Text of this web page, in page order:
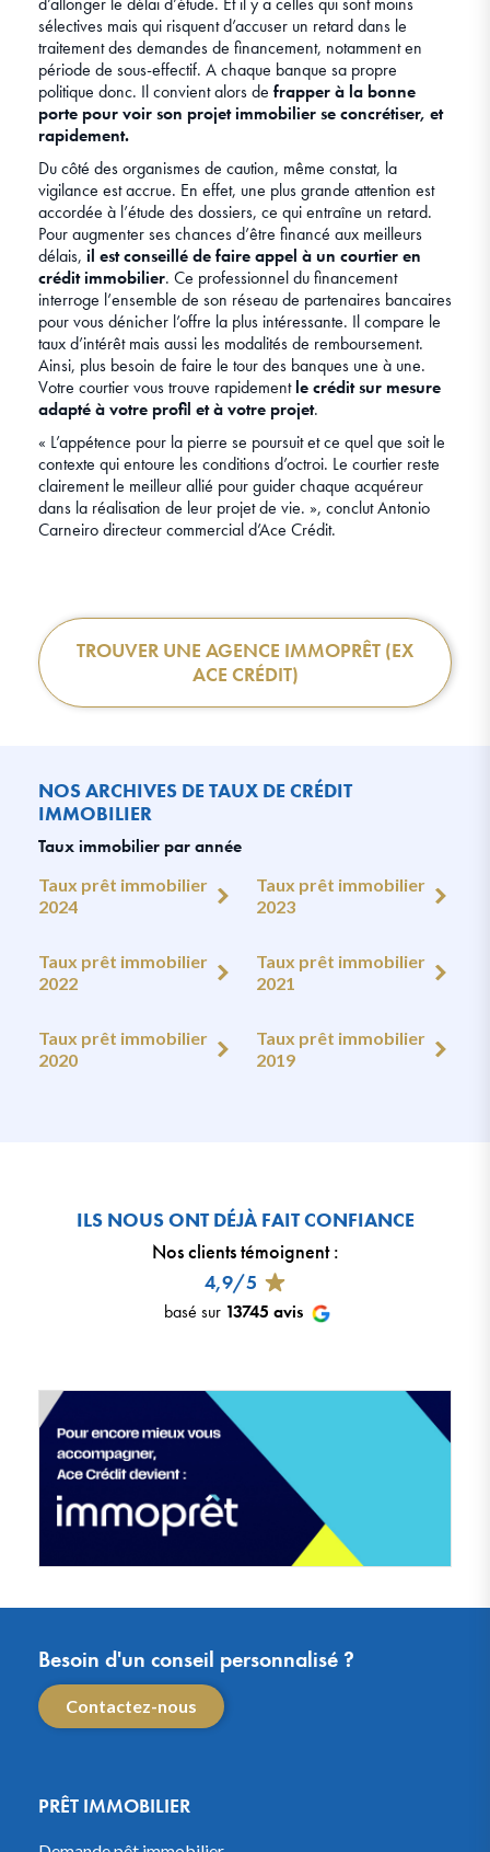
sélectives mais qui risquent d’accuser un retard dans le
traitement des demandes de financement, notamment en
période de sous-effectif. A chaque banque sa propre
politique donc. Il convient alors de frapper à la bonne
porte pour voir son projet immobilier se concrétiser, et
rapidement.
Du côté des organismes de caution, même constat, la
vigilance est accrue. En effet, une plus grande attention est
accordée à l’étude des dossiers, ce qui entraîne un retard.
Pour augmenter ses chances d’être financé aux meilleurs
délais, il est conseillé de faire appel à un courtier en
crédit immobilier. Ce professionnel du financement
interroge l’ensemble de son réseau de partenaires bancaires
pour vous dénicher l’offre la plus intéressante. Il compare le
taux d’intérêt mais aussi les modalités de remboursement.
Ainsi, plus besoin de faire le tour des banques une à une.
Votre courtier vous trouve rapidementle crédit sur mesure
adapté à votre profil et à votre projet.
« L’appétence pour la pierre se poursuit et ce quel que soit le
contexte qui entoure les conditions d’octroi. Le courtier reste
clairement le meilleur allié pour guider chaque acquéreur
dans la réalisation de leur projet de vie. », conclut Antonio
Carneiro directeur commercial d’Ace Crédit.
TROUVER UNE AGENCE IMMOPRÊT (EX
ACE CRÉDIT)
NOS ARCHIVES DE TAUX DE CRÉDIT
IMMOBILIER
Taux immobilier par année
Taux prêt immobilier
2024
Taux prêt immobilier
2023
Taux prêt immobilier
2022
Taux prêt immobilier
2021
Taux prêt immobilier
2020
Taux prêt immobilier
2019
ILS NOUS ONT DÉJÀ FAIT CONFIANCE
Nos clients témoignent:
4,9/5
basé sur 13745 avis
Besoin d'un conseil personnalisé ?
Contactez-nous
PRÊT IMMOBILIER